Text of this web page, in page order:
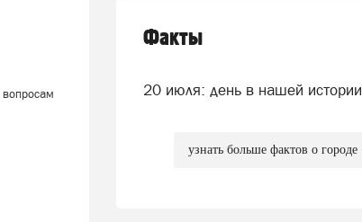
Факты
20 июля: день в нашей истории
узнать больше фактов о городе